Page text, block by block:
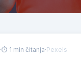
·⏱ 1 min čitanja·Pexels